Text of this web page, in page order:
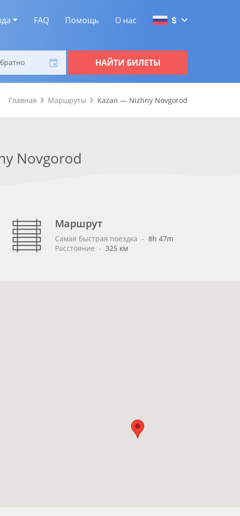
FAQ Помощь О нас $
НАЙТИ БИЛЕТЫ
Главная Маршруты Kazan — Nizhny Novgorod
Novgorod
Маршрут
Самая быстрая поездка - 8h 47m
Расстояние - 325 км